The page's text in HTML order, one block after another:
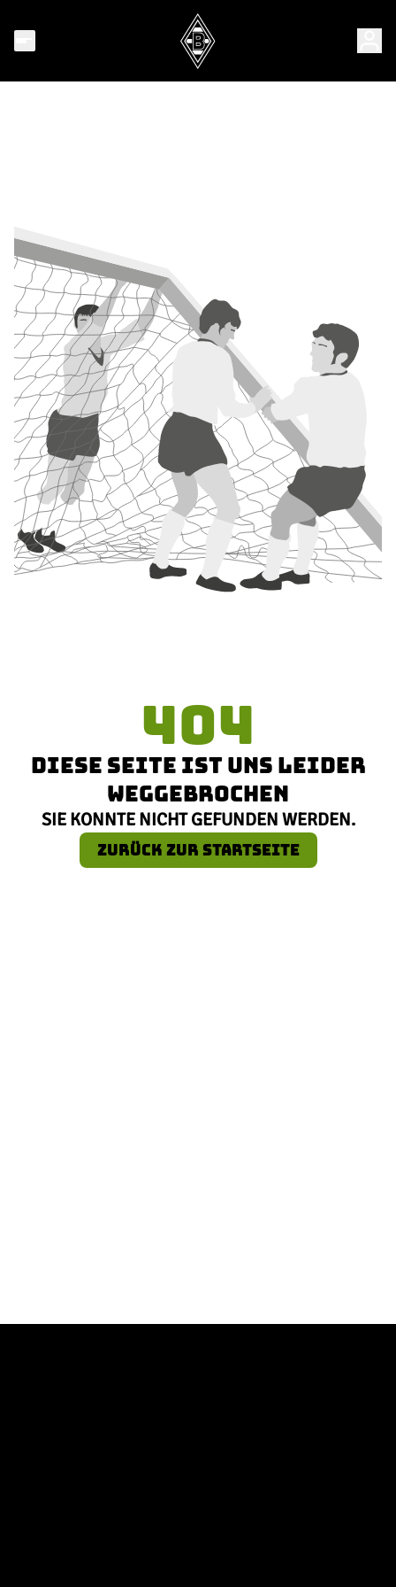
404
DIESE SEITE IST UNS LEIDER
WEGGEBROCHEN
SIE KONNTE NICHT GEFUNDEN WERDEN.
ZURÜCK ZUR STARTSEITE